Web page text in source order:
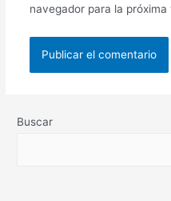
navegador para la
Buscar